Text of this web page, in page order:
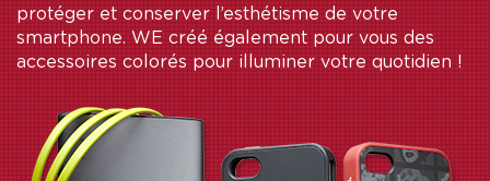
protéger et conserver l’esthétisme de votre
smartphone. WE créé également pour vous des
accessoires colorés pour illuminer votre quotidien !